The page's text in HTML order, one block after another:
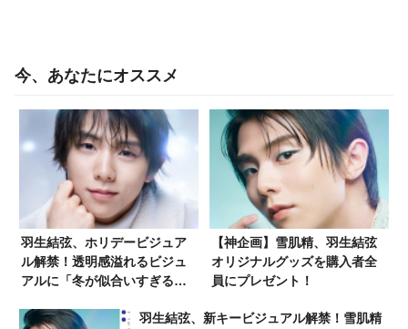
今、あなたにオススメ
羽生結弦、ホリデービジュア
ル解禁！透明感溢れるビジュ
アルに「冬が似合いすぎる」
の贈り物」「ビジュが良すぎ
【神企画】雪肌精、羽生結弦
オリジナルグッズを購入者全
員にプレゼント！
羽生結弦、新キービジュアル解禁！雪肌精